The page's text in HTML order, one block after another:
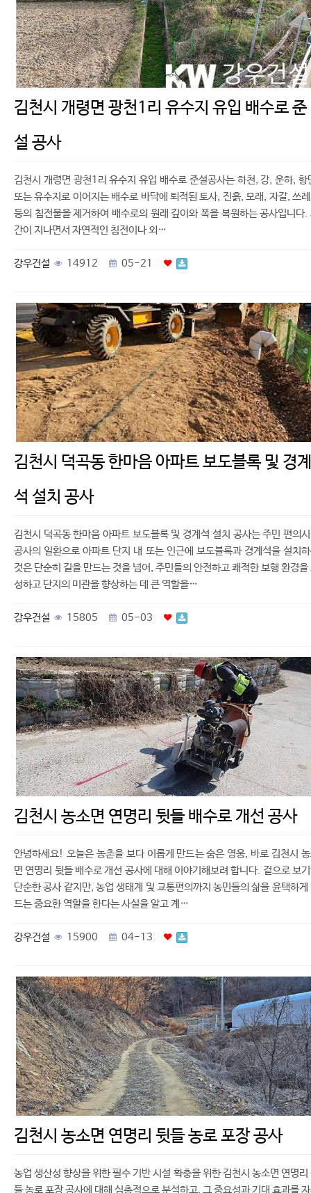
김천시 개령면 광천1리 유수지 유입 배수로 준
설 공사
김천시 개령면 광천1리 유수지 유입 배수로 준설공사는 하천, 강, 운하, 항
또는 유수지로 이어지는 배수로 바닥에 퇴적된 토사, 진흙, 모래, 자갈, 쓰
등의 침전물을 제거하여 배수로의 원래 깊이와 폭을 복원하는 공사입니다.
간이 지나면서 자연적인 침전이나 외…
강우건설 14912 05-21
김천시 덕곡동 한마음 아파트 보도블록 및 경계
석 설치 공사
김천시 덕곡동 한마음 아파트 보도블록 및 경계석 설치 공사는 주민 편의
공사의 일환으로 아파트 단지 내 또는 인근에 보도블록과 경계석을 설치
것은 단순히 길을 만드는 것을 넘어, 주민들의 안전하고 쾌적한 보행 환경을
성하고 단지의 미관을 향상하는 데 큰 역할을…
강우건설 15805 05-03
김천시 농소면 연명리 뒷들 배수로 개선 공사
안녕하세요! 오늘은 농촌을 보다 이롭게 만드는 숨은 영웅, 바로 김천시
면 연명리 뒷들 배수로 개선 공사에 대해 이야기해보려 합니다. 겉으로 보
단순한 공사 같지만, 농업 생태계 및 교통편의까지 농민들의 삶을 윤택하게
드는 중요한 역할을 한다는 사실을 알고 계…
강우건설 15900 04-13
김천시 농소면 연명리 뒷들 농로 포장 공사
농업 생산성 향상을 위한 필수 기반 시설 확충을 위한 김천시 농소면 연명리
들 농로 포장 공사에 대해 심층적으로 분석하고, 그 중요성과 기대 효과를